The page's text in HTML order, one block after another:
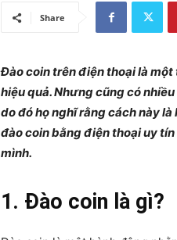
Share
Đào coin trên điện thoại là
hiệu quả. Nhưng cũng có
do đó họ nghĩ rằng cách này
đào coin bằng điện thoại uy
mình.
1. Đào coin là gì?